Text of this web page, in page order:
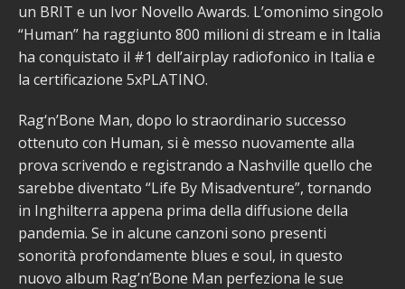
un BRIT e un Ivor Novello Awards. L’omonimo singolo
“Human” ha raggiunto 800 milioni di stream e in Italia
ha conquistato il #1 dell’airplay radiofonico in Italia e
la certificazione 5xPLATINO.
Rag‘n’Bone Man, dopo lo straordinario successo
ottenuto con Human, si è messo nuovamente alla
prova scrivendo e registrando a Nashville quello che
sarebbe diventato “Life By Misadventure”, tornando
in Inghilterra appena prima della diffusione della
pandemia. Se in alcune canzoni sono presenti
sonorità profondamente blues e soul, in questo
nuovo album Rag’n’Bone Man perfeziona le sue